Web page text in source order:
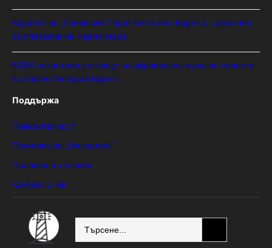
Корабът на „Грийнпийс“ пристигна във Варна с кампания
за опазване на Черно море
БАБХ регистрира огнище на африканска чума по свинете
в стопанство край Варна
Поддържа
Поверителност
Политика за „бисквитки“
Правила и условия
Контакт с нас